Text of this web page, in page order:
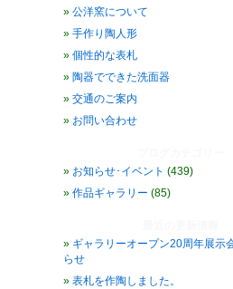
公洋窯について
手作り陶人形
個性的な表札
陶器でできた洗面器
交通のご案内
お問い合わせ
お知らせ･イベント (439)
作品ギャラリー (85)
ギャラリーオープン20周年展示
らせ
表札を作陶しました。